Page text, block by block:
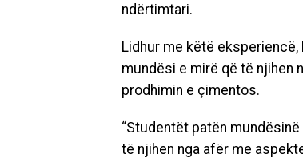
ndërtimtari.
Lidhur me këtë
mundësi e mirë që të njihen
prodhimin e çimentos.
“Studentët patën
të njihen nga afër me